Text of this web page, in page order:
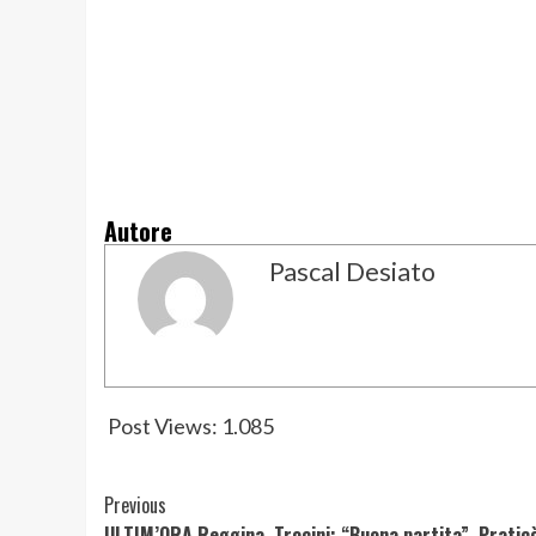
Autore
Pascal Desiato
Post Views: 1.085
Post
Previous